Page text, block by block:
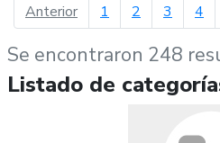
Anteriorpágina anterior
1 2 3 4
Se encontraron 248
Listado de